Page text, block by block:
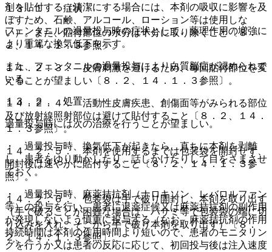
剤を貼付する（清潔にする場合には、本剤の吸収に影響を及
ぼすため、石鹸、アルコール、ローション等は使用しな
い）。また、貼付部位の水分は十分に取り除くこと〔８．
２、１４．１．３参照〕。
１４．２．３． 皮膚刺激を避けるため、毎回貼付部位を変
えることが望ましい〔８．２、１４．１．３参照〕。
１４．２．４． 活動性皮膚疾患、創傷面等がみられる部位
及び放射線照射部位は避けて貼付すること〔８．２、１４．
１．３参照〕。
１４．２．５． 本剤を使用するまでは包装袋を開封せず、
開封後は速やかに貼付すること〔８．２、１４．１．３参
照〕。
１４．２．６． 包装袋は手で破り開封し、本剤を取り出す
（手で破ることが困難な場合は、ハサミ等で包装袋の端に切
り込みを入れ、そこから手で破り本剤を取り出す）〔８．
２、１４．１．３参照〕。
１３．１． 症状
フェンタニルの過量投与時の症状として、薬理作用の増強に
より重篤な換気低下を示す。
また、フェンタニルの過量投与により白質脳症が認められて
いる。
１３．２． 処置
過量投与時には次の治療を行うことが望ましい。
・ 過量投与時、換気低下が起きたら、直ちに本剤を剥離
し、患者をゆり動かしたり、話しかけたりして目をさまさせ
ておく。
・ 過量投与時、麻薬拮抗剤（ナロキソン、レバロルファン
等）の投与を行い、患者に退薬症候又は麻薬拮抗剤の副作用
が発現しないよう慎重に投与する（なお、麻薬拮抗剤の作用
持続時間は本剤の作用時間より短いので、患者のモニタリン
グを行うか又は患者の反応に応じて、初回投与後は注入速度